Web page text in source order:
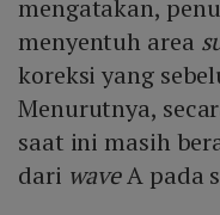
mengatakan,
menyentuh area
koreksi yang
Menurutnya,
saat ini masih
dari waveA pada